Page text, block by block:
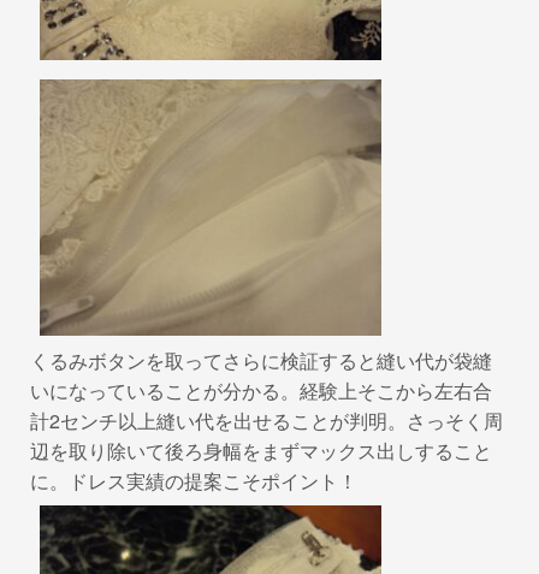
くるみボタンを取ってさらに検証すると縫い代が袋縫
いになっていることが分かる。経験上そこから左右合
計2センチ以上縫い代を出せることが判明。さっそく周
辺を取り除いて後ろ身幅をまずマックス出しすること
に。ドレス実績の提案こそポイント！